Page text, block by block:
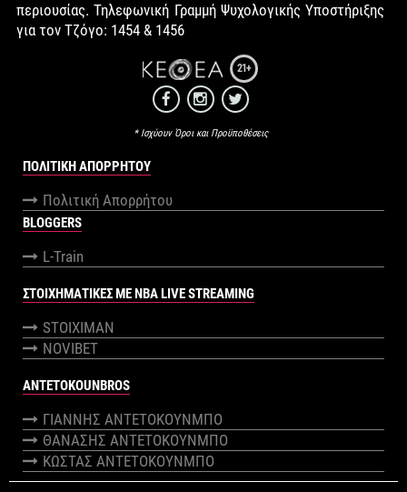
περιουσίας. Τηλεφωνική Γραμμή Ψυχολογικής Υποστήριξης
για τον Τζόγο: 1454 & 1456
21+
* Ισχύουν Όροι και Προϋποθέσεις
ΠΟΛΙΤΙΚΉ ΑΠΟΡΡΉΤΟΥ
Πολιτική Απορρήτου
BLOGGERS
L-Train
ΣΤΟΙΧΗΜΑΤΙΚΕΣ ΜΕ NBA LIVE STREAMING
STOIXIMAN
NOVIBET
ANTETOKOUNBROS
ΓΙΑΝΝΗΣ ΑΝΤΕΤΟΚΟΥΝΜΠΟ
ΘΑΝΑΣΗΣ ΑΝΤΕΤΟΚΟΥΝΜΠΟ
ΚΩΣΤΑΣ ΑΝΤΕΤΟΚΟΥΝΜΠΟ